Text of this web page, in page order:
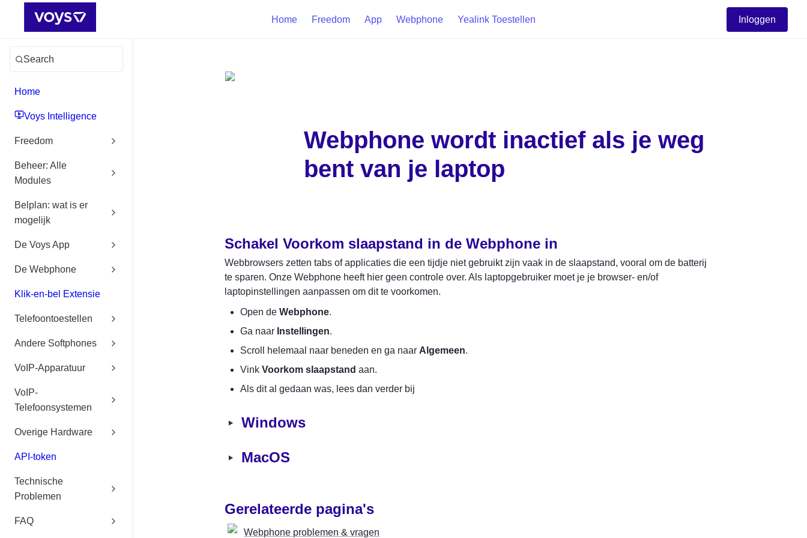
Home Freedom App Webphone Yealink Toestellen Inloggen
Search
Home
Voys Intelligence
Freedom
Beheer: Alle
Modules
Belplan: wat is er
mogelijk
De Voys App
De Webphone
Klik-en-bel Extensie
Telefoontoestellen
Andere Softphones
VoIP-Apparatuur
VoIP-
Telefoonsystemen
Overige Hardware
API-token
Technische
Problemen
FAQ
Webphone wordt inactief als je weg
bent van je laptop
Schakel Voorkom slaapstand in de Webphone in
Webbrowsers zetten tabs of applicaties die een tijdje niet gebruikt zijn vaak in de slaapstand, vooral om de batterij
te sparen. Onze Webphone heeft hier geen controle over. Als laptopgebruiker moet je je browser- en/of
laptopinstellingen aanpassen om dit te voorkomen.
Open de Webphone.
Ga naar Instellingen.
Scroll helemaal naar beneden en ga naar Algemeen.
Vink Voorkom slaapstand aan.
Als dit al gedaan was, lees dan verder bij
‣ Windows
‣ MacOS
Gerelateerde pagina's
Webphone problemen & vragen